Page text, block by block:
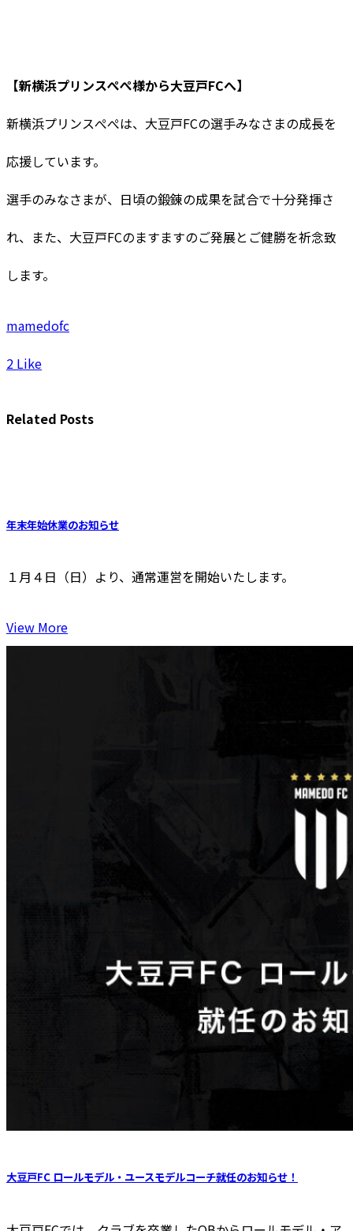
【新横浜プリンスぺぺ様から大豆戸FCへ】
新横浜プリンスぺぺは、大豆戸FCの選手みなさまの成長を
応援しています。
選手のみなさまが、日頃の鍛錬の成果を試合で十分発揮さ
れ、また、大豆戸FCのますますのご発展とご健勝を祈念致
します。
mamedofc
2 Like
Related Posts
年末年始休業のお知らせ
１月４日（日）より、通常運営を開始いたします。
View More
大豆戸FC ロールモデル・ユースモデルコーチ就任のお知らせ！